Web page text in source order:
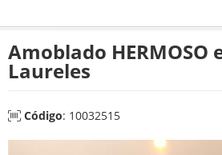
Amoblado HERMOSO
Laureles
Código: 10032515